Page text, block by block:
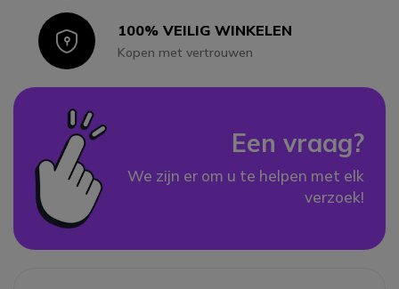
Icon100% VEILIG WINKELEN
Kopen met vertrouwen
Een vraag?
We zijn er om u te helpen met elk
verzoek!